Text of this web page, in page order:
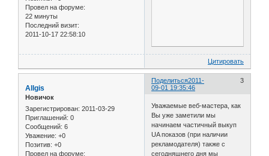
Провел на форуме:
22 минуты
Последний визит:
2011-10-17 22:58:10
Цитировать
Поделиться 3
2011-
09-01 19:35:46
Allgis
Новичок
Зарегистрирован: 2011-03-29
Приглашений: 0
Сообщений: 6
Уважение: +0
Позитив: +0
Провел на форуме:
Уважаемые веб-мастера, как
Вы уже заметили мы
начинаем частичный выкуп
UA показов (при наличии
рекламодателя) также с
сегодняшнего дня мы